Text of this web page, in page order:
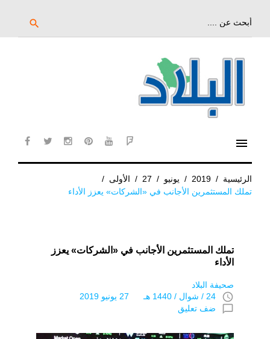
search
menu
الرئيسية /
2019
/ يونيو /
27
/ الأولى /
تملك المستثمرين الأجانب في «الشركات» يعزز الأداء
تملك المستثمرين الأجانب في «الشركات» يعزز
الأداء
صحيفة البلاد
access_time 24 / شوال / 1440 هـ 27 يونيو 2019
chat_bubble_outline ضف تعليق